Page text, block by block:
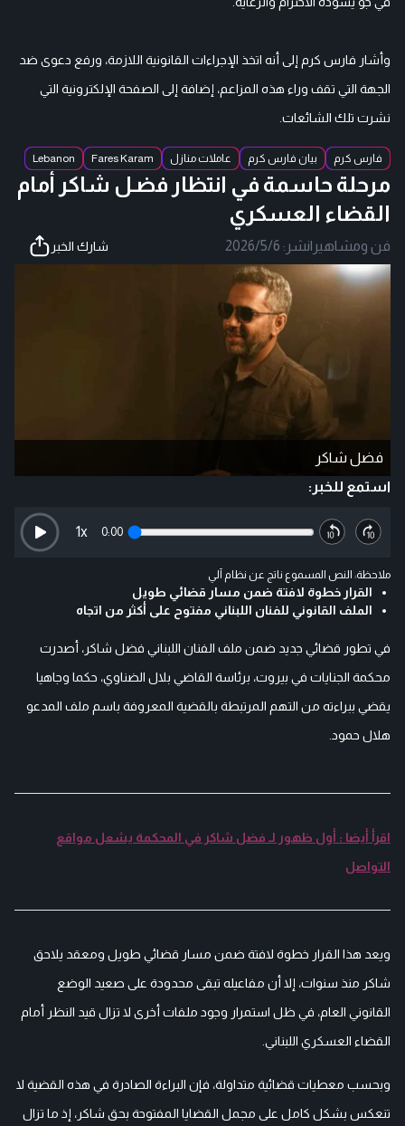
وأشار فارس كرم إلى أنه اتخذ الإجراءات القانونية اللازمة، ورفع دعوى ضد
الجهة التي تقف وراء هذه المزاعم، إضافة إلى الصفحة الإلكترونية التي
نشرت تلك الشائعات.
فارس كرم بيان فارس كرم عاملات منازل Fares Karam
Lebanon
مرحلة حاسمة في انتظار فضـل شاكر أمام
القضاء العسكري
فن ومشاهير |نشر: 2026/5/6 شارك الخبر
فضل شاكر
استمع للخبر:
0:00
1x
ملاحظة: النص المسموع ناتج عن نظام آلي
القرار خطوة لافتة ضمن مسار قضائي طويل
الملف القانوني للفنان اللبناني مفتوح على أكثر من اتجاه
في تطور قضائي جديد ضمن ملف الفنان اللبناني فضل شاكر، أصدرت
محكمة الجنايات في بيروت، برئاسة القاضي بلال الضناوي، حكما وجاهيا
يقضي ببراءته من التهم المرتبطة بالقضية المعروفة باسم ملف المدعو
هلال حمود.
اقرأ أيضا : أول ظهور لـ فضل شاكر في المحكمة يشعل مواقع
التواصل
ويعد هذا القرار خطوة لافتة ضمن مسار قضائي طويل ومعقد يلاحق
شاكر منذ سنوات، إلا أن مفاعيله تبقى محدودة على صعيد الوضع
القانوني العام، في ظل استمرار وجود ملفات أخرى لا تزال قيد النظر أمام
القضاء العسكري اللبناني.
وبحسب معطيات قضائية متداولة، فإن البراءة الصادرة في هذه القضية لا
تنعكس بشكل كامل على مجمل القضايا المفتوحة بحق شاكر، إذ ما تزال